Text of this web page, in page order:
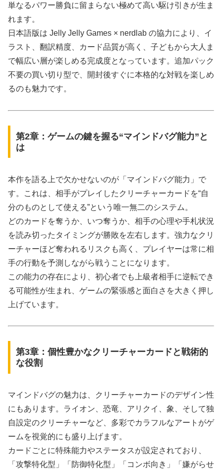
単なるパワー勝負に留まらない極めて高い駆け引きが生ま
れます。
日本語版は Jelly Jelly Games × nerdlab の協力により、イ
ラスト、翻訳精度、カード品質が高く、子どもから大人ま
で幅広い層が楽しめる完成度となっています。追加パック
不要の買い切り型で、開封後すぐに本格的な対戦を楽しめ
るのも魅力です。
第2章：ゲームの鍵を握る“マインドバグ能力”と
は
本作を語る上で欠かせないのが「マインドバグ能力」で
す。これは、相手がプレイしたクリーチャーカードを“自
分のものとして使える”という唯一無二のシステム。
どのカードを奪うか、いつ奪うか、相手の心理や手札状況
を読み切ったタイミングが勝敗を左右します。強力なクリ
ーチャーほど奪われるリスクも高く、プレイヤーは常に相
手の行動を予測しながら戦うことになります。
この能力の存在により、初心者でも上級者相手に逆転でき
る可能性が生まれ、ゲームの緊張感と面白さを大きく押し
上げています。
第3章：個性豊かなクリーチャーカードと戦術的
な役割
マインドバグの魅力は、クリーチャーカードのデザイン性
にもあります。ライオン、恐竜、アリクイ、象、そして独
自設定のクリーチャーなど、多彩でカラフルなアートがゲ
ームを視覚的にも盛り上げます。
カードごとに特殊能力やステータスが設定されており、
「攻撃特化型」「防御特化型」「コンボ向き」「嫌がらせ